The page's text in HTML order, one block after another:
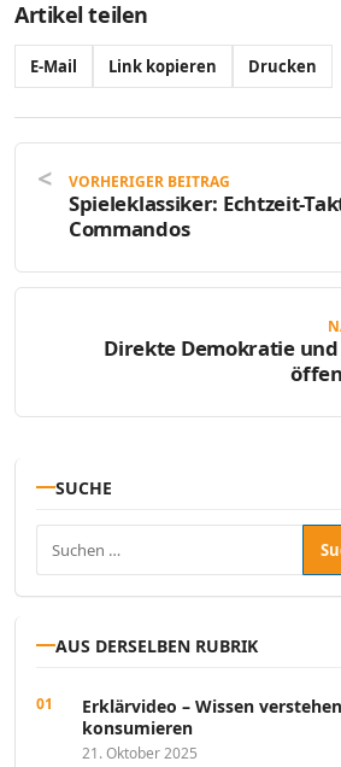
Artikel teilen
E-Mail Link kopieren Drucken
VORHERIGER BEITRAG
Spieleklassiker: Echtzeit-
Commandos
Direkte Demokratie
SUCHE
AUS DERSELBEN RUBRIK
Erklärvideo – Wissen
konsumieren
21. Oktober 2025